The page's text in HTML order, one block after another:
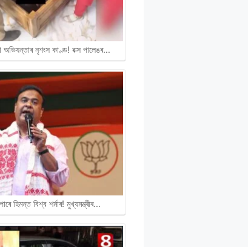
অভিযন্তাৰ নৃশংস কাণ্ড! বক্স পালেঙৰ…
হিমন্ত বিশ্ব শৰ্মাৰ! মুখ্যমন্ত্ৰীৰ…